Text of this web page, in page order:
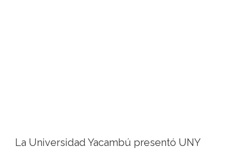
La Universidad Yacambú presentó UNY